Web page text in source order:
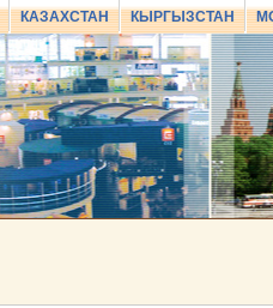
КАЗАХСТАН КЫРГЫЗСТАН